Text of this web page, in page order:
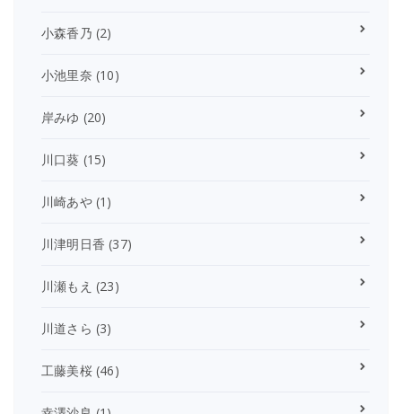
小森香乃 (2)
小池里奈 (10)
岸みゆ (20)
川口葵 (15)
川崎あや(1)
川津明日香 (37)
川瀬もえ (23)
川道さら (3)
工藤美桜(46)